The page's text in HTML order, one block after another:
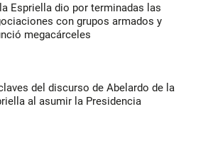
Espriella dio por terminadas las
con grupos armados y
megacárceles
del discurso de Abelardo de la
al asumir la Presidencia